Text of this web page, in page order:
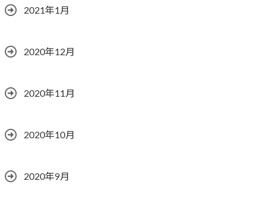
2021年1月
2020年12月
2020年11月
2020年10月
2020年9月